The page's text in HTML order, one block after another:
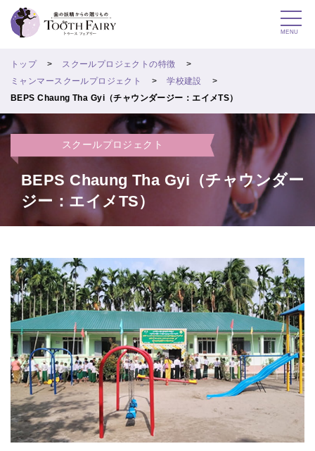
MENU
トップ
スクールプロジェクトの特徴
ミャンマースクールプロジェクト
学校建設
BEPS Chaung Tha Gyi（チャウンダージー：エイメTS）
スクールプロジェクト
BEPS Chaung Tha Gyi（チャウンダー
ジー：エイメTS）